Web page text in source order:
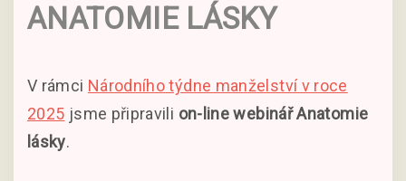
ANATOMIE LÁSKY
V rámci Národního týdne manželství v roce
2025 jsme připravili on-line webinář Anatomie
lásky.